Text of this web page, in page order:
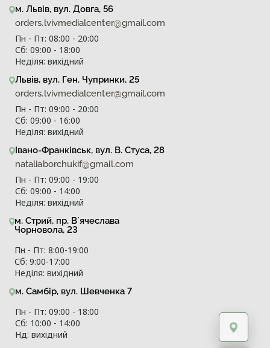
м. Львів, вул. Довга, 56
orders.lvivmedialcenter@gmail.com
Пн - Пт: 08:00 - 20:00
Сб: 09:00 - 18:00
Неділя: вихідний
Львів, вул. Ген. Чупринки, 25
orders.lvivmedialcenter@gmail.com
Пн - Пт: 09:00 - 20:00
Сб: 09:00 - 16:00
Неділя: вихідний
Івано-Франківськ, вул. В. Стуса, 28
nataliaborchukif@gmail.com
Пн - Пт: 09:00 - 19:00
Сб: 09:00 - 14:00
Неділя: вихідний
м. Стрий, пр. Вʼячеслава
Чорновола, 23
Пн - Пт: 8:00-19:00
Сб: 9:00-17:00
Неділя: вихідний
м. Самбір, вул. Шевченка 7
Пн - Пт: 09:00 - 18:00
Сб: 10:00 - 14:00
Нд: вихідний